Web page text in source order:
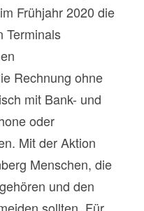
Frühjahr 2020 die
Terminals
Rechnung ohne
mit Bank- und
oder
Mit der Aktion
Menschen, die
und den